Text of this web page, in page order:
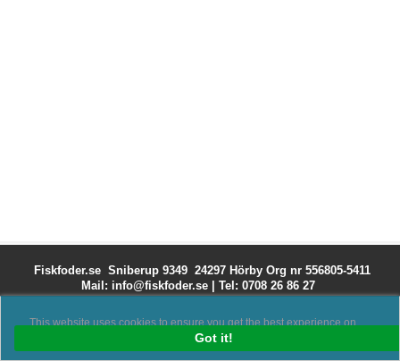
Got it!
This website uses cookies to ensure you get the best experience on
Fiskfoder.se Sniberup 9349 24297 Hörby Org nr 556805-5411
Mail: info@fiskfoder.se
Tel: 0708 26 86 27